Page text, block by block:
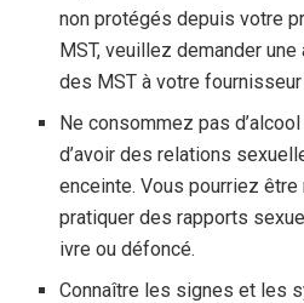
non protégés depuis votre
MST, veuillez demander
des MST à votre
Ne consommez pas
d’avoir des relations
enceinte. Vous pourriez
pratiquer des rapports
ivre ou défoncé.
Connaître les signes et les